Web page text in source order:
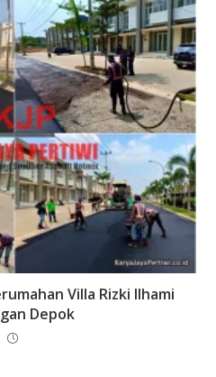
Villa Rizki Ilhami
Depok